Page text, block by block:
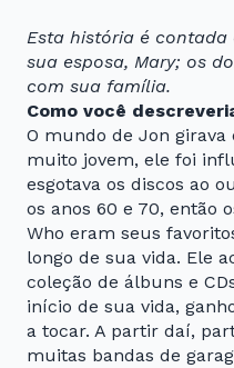
Esta história é
sua esposa, Mary; os
com sua família.
Como você
O mundo de Jon
muito jovem, ele foi
esgotava os discos ao
os anos 60 e 70, então
Who eram seus
longo de sua vida. Ele
coleção de álbuns e
início de sua vida,
a tocar. A partir daí,
muitas bandas de